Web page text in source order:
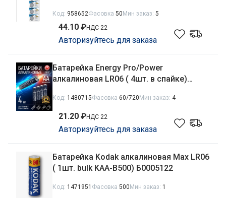
Код: 958652Фасовка 50Мин заказ: 5
44.10 ₽НДС 22
Авторизуйтесь для заказа
Батарейка Energy Pro/Power
алкалиновая LR06 ( 4шт. в спайке)
Код: 1480715Фасовка 60/720Мин заказ: 4
21.20 ₽НДС 22
Авторизуйтесь для заказа
Батарейка Kodak алкалиновая Max LR06
( 1шт. bulk KAA-B500) Б0005122
Код: 1471951 Фасовка 500Мин заказ: 1